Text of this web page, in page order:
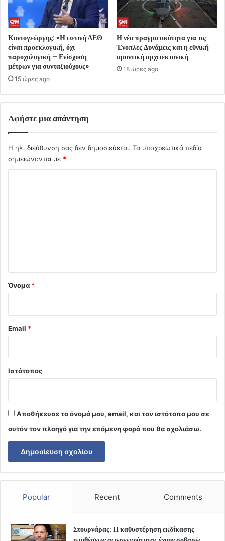
Κοντογεώργης: «Η φετινή ΔΕΘ
είναι προεκλογική, όχι
παροχολογική – Ενίσχυση
μέτρων για συνταξιούχους»
15 ώρες ago
Η νέα πραγματικότητα για τις
Ένοπλες Δυνάμεις και η εθνική
αμυντική αρχιτεκτονική
18 ώρες ago
Αφήστε μια απάντηση
Η ηλ. διεύθυνση σας δεν δημοσιεύεται. Τα υποχρεωτικά πεδία
σημειώνονται με *
Όνομα *
Email *
Ιστότοπος
Αποθήκευσε το όνομά μου, email, και τον ιστότοπο μου σε
αυτόν τον πλοηγό για την επόμενη φορά που θα σχολιάσω.
Popular Recent Comments
Στουρνάρας: Η καθυστέρηση εκδίκασης